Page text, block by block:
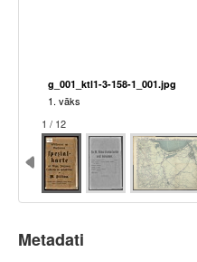
g_001_ktl1-3-158-1_001.jpg
1. vāks
1 / 12
Metadati